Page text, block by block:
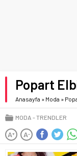
Popart
Anasayfa » Moda »
MODA TRENDLER
A+ A-